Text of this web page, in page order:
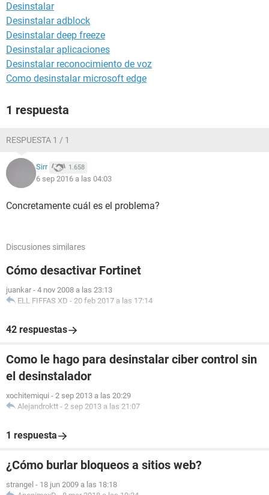
Desinstalar
Desinstalar adblock
Desinstalar deep freeze
Desinstalar aplicaciones
Desinstalar reconocimiento de voz
Como desinstalar microsoft edge
1 respuesta
RESPUESTA 1 / 1
Sirr 1.658
6 sep 2016 a las 04:03
Concretamente cuál es el problema?
Discusiones similares
Cómo desactivar Fortinet
juankar - 4 nov 2008 a las 23:13
ELL FIFFAS XD - 20 feb 2017 a las 17:14
42 respuestas
Como le hago para desinstalar ciber control sin
el desinstalador
xochitemiqui - 2 sep 2013 a las 20:29
Alejandroktt - 2 sep 2013 a las 21:07
1 respuesta
¿Cómo burlar bloqueos a sitios web?
strangel - 18 jun 2009 a las 18:18